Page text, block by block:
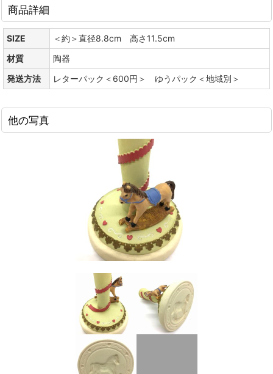
商品詳細
SIZE
＜約＞直径8.8cm 高さ11.5cm
材質
陶器
発送方法
レターパック＜600円＞ ゆうパック＜地域別＞
他の写真